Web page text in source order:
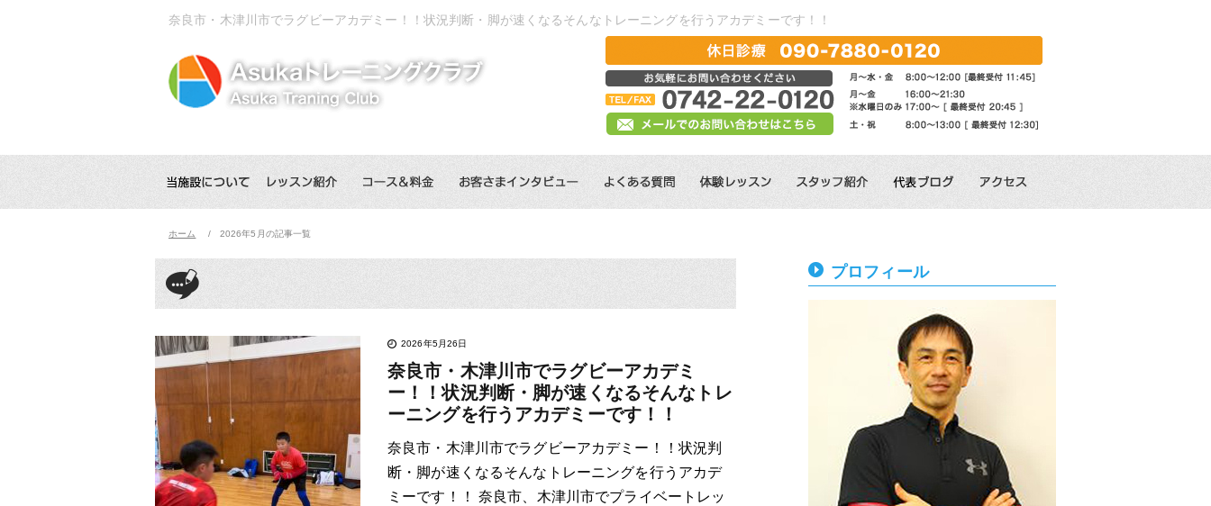
奈良市・木津川市でラグビーアカデミー！！状況判断・脚が速くなるそんなトレーニングを行うアカデミーです！！
ホーム 2026年5月の記事一覧
2026年5月26日
奈良市・木津川市でラグビーアカデミ
ー！！状況判断・脚が速くなるそんなトレ
ーニングを行うアカデミーです！！
奈良市・木津川市でラグビーアカデミー！！状況判
断・脚が速くなるそんなトレーニングを行うアカデ
ミーです！！ 奈良市、木津川市でプライベートレッ
プロフィール